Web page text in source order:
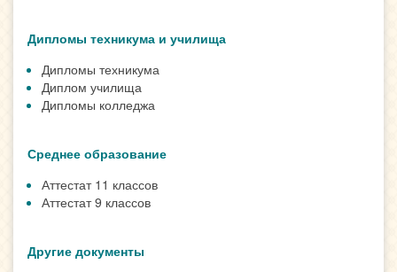
Дипломы техникума и училища
Дипломы техникума
Диплом училища
Дипломы колледжа
Среднее образование
Аттестат 11 классов
Аттестат 9 классов
Другие документы